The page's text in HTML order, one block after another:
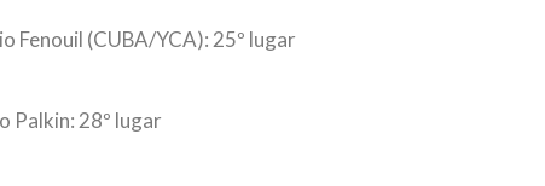
Fenouil (CUBA/YCA): 25º lugar
Palkin: 28º lugar